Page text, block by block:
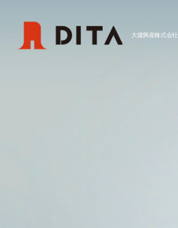
大建興産株式会社